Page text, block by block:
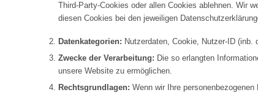
Third-Party-Cookies oder allen Cookies ablehnen. Wir
diesen Cookies bei den jeweiligen
Datenkategorien: Nutzerdaten, Cookie, Nutzer-ID
Zwecke der Verarbeitung: Die so erlangten
unsere Website zu ermöglichen.
Rechtsgrundlagen: Wenn wir Ihre